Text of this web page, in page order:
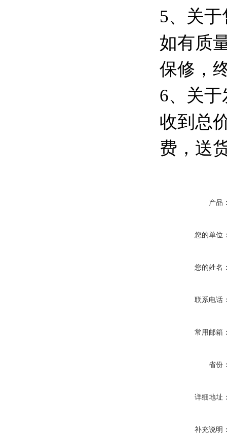
5、关于
如有质
保修，
6、关于
收到总
费，送
产品
您的单位
您的姓名
联系电话
常用邮箱
省份
详细地址
补充说明